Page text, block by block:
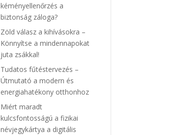
kéményellenőrzés a
biztonság záloga?
Zöld válasz a kihívásokra –
Könnyítse a mindennapokat
juta zsákkal!
Tudatos fűtéstervezés –
Útmutató a modern és
energiahatékony otthonhoz
Miért maradt
kulcsfontosságú a fizikai
névjegykártya a digitális